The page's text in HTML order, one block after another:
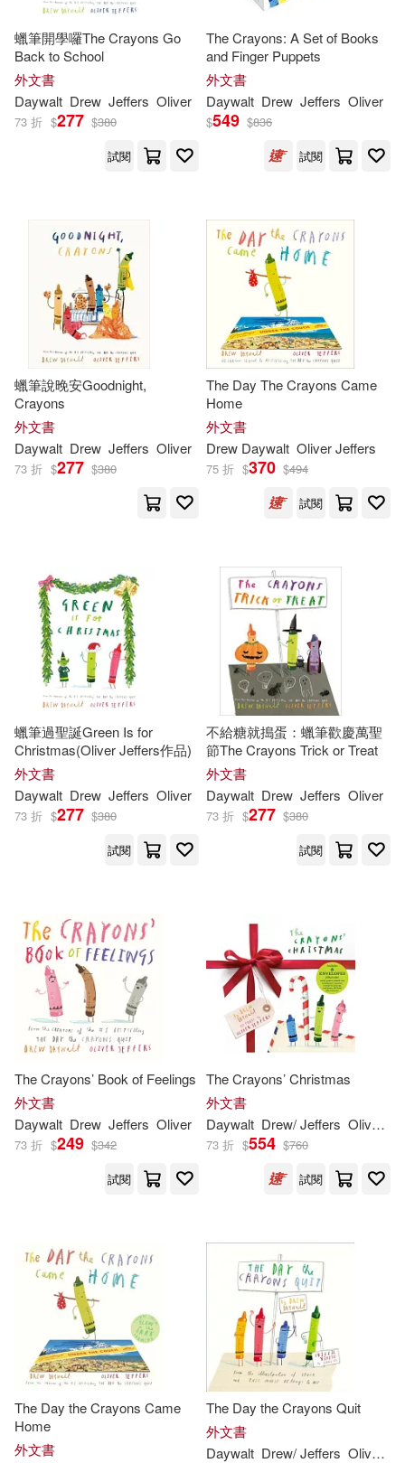
Drew/ Myers(1)
Drew/ Rex(1) Drew/ Smith(1)
Drew/ Spencer(1)
Jodene Lynn(1) Matt (ILT)(1)
Oliver (CON)(1)
Oliver Jeffers (ILT)(1)
Scott (ILT)(1)
Stephane (ILT)(1)
金銀義(1)
Scholastic(1)
配送方式
可超商取貨(103)
可港澳店取(89)
可新加坡店取(89)
可菲律賓店取(89)
其他 (可複選)
現在可購買商品(40)
價格
範圍
蠟筆開學囉The Crayons Go
Back to School
外文書
Daywalt Drew Jeffers Oliver
73 折 $277 $380
試閱
The Crayons: A Set of Books
and Finger Puppets
外文書
Daywalt Drew Jeffers Oliver
$549 $836
試閱
蠟筆說晚安Goodnight,
Crayons
外文書
Daywalt Drew Jeffers Oliver
73 折 $277 $380
The Day The Crayons Came
Home
外文書
Drew Daywalt Oliver Jeffers
75 折 $370 $494
試閱
蠟筆過聖誕Green Is for
Christmas(Oliver Jeffers作品)
外文書
Daywalt Drew Jeffers Oliver
73 折 $277 $380
試閱
不給糖就搗蛋：蠟筆歡慶萬聖
節The Crayons Trick or Treat
外文書
Daywalt Drew Jeffers Oliver
73 折 $277 $380
試閱
The Crayons’ Book of Feelings
外文書
Daywalt Drew Jeffers Oliver
73 折 $249 $342
試閱
The Crayons’ Christmas
外文書
Daywalt Drew/ Jeffers Oliver (ILT)
73 折 $554 $760
試閱
The Day the Crayons Came
Home
外文書
The Day the Crayons Quit
外文書
Daywalt Drew/ Jeffers Oliver (ILT)